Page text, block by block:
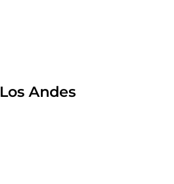
Los Andes